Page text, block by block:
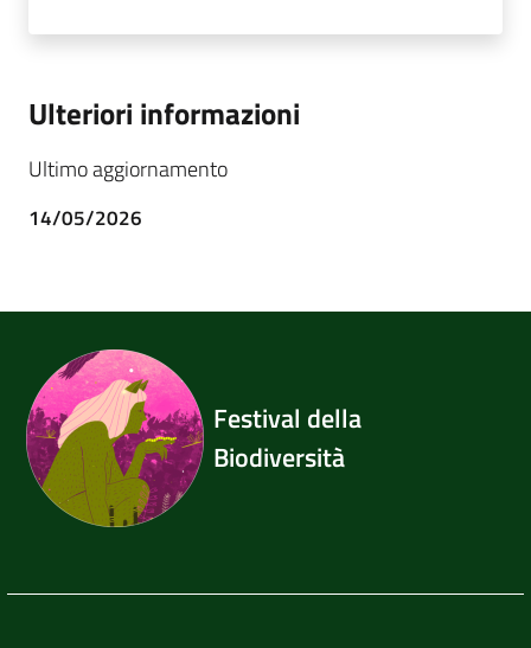
Ulteriori informazioni
Ultimo aggiornamento
14/05/2026
Festival della
Biodiversità